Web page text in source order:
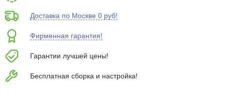
Доставка по Москве 0 руб!
Фирменная гарантия!
Гарантии лучшей цены!
Бесплатная сборка и настройка!
Подробнее